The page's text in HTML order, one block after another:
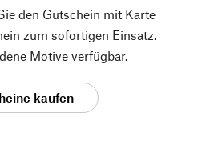
den Gutschein mit Karte
zum sofortigen Einsatz.
Motive verfügbar.
kaufen